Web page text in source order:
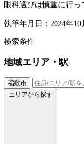
眼科選びは慎重に行っ
執筆年月日：2024年10
検索条件
地域エリア・駅
稲敷市
エリアから探す